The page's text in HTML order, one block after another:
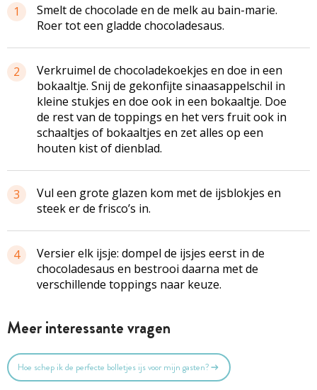
1
Smelt de chocolade en de melk au bain-marie.
Roer tot een gladde chocoladesaus.
2
Verkruimel de chocoladekoekjes en doe in een
bokaaltje. Snij de gekonfijte sinaasappelschil in
kleine stukjes en doe ook in een bokaaltje. Doe
de rest van de toppings en het vers fruit ook in
schaaltjes of bokaaltjes en zet alles op een
houten kist of dienblad.
3
Vul een grote glazen kom met de ijsblokjes en
steek er de frisco’s in.
4
Versier elk ijsje: dompel de ijsjes eerst in de
chocoladesaus en bestrooi daarna met de
verschillende toppings naar keuze.
Meer interessante vragen
Hoe schep ik de perfecte bolletjes ijs voor mijn gasten?